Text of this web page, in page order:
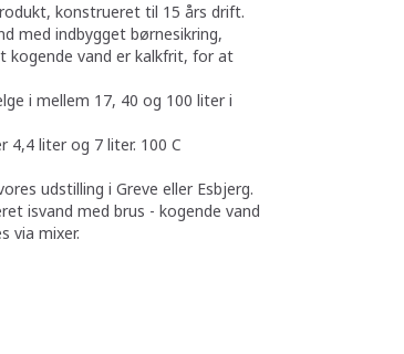
konstrueret til 15 års drift.
med indbygget børnesikring,
kogende vand er kalkfrit, for at
i mellem 17, 40 og 100 liter i
4,4 liter og 7 liter. 100 C
udstilling i Greve eller Esbjerg.
isvand med brus - kogende vand
via mixer.